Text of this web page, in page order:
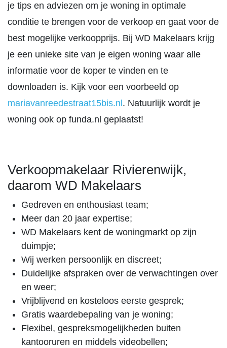
je tips en adviezen om je woning in optimale
conditie te brengen voor de verkoop en gaat voor de
best mogelijke verkoopprijs. Bij WD Makelaars krijg
je een unieke site van je eigen woning waar alle
informatie voor de koper te vinden en te
downloaden is. Kijk voor een voorbeeld op
mariavanreedestraat15bis.nl . Natuurlijk wordt je
woning ook op funda.nl geplaatst!
Verkoopmakelaar Rivierenwijk,
daarom WD Makelaars
Gedreven en enthousiast team;
Meer dan 20 jaar expertise;
WD Makelaars kent de woningmarkt op zijn
duimpje;
Wij werken persoonlijk en discreet;
Duidelijke afspraken over de verwachtingen over
en weer;
Vrijblijvend en kosteloos eerste gesprek;
Gratis waardebepaling van je woning;
Flexibel, gespreksmogelijkheden buiten
kantooruren en middels videobellen;